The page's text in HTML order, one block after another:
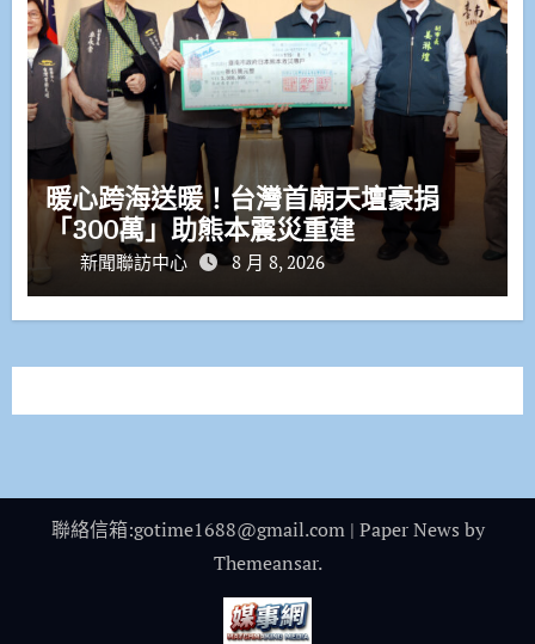
暖心跨海送暖！台灣首廟天壇豪捐
「300萬」助熊本震災重建
新聞聯訪中心 8 月 8, 2026
聯絡信箱:gotime1688@gmail.com | Paper News by
Themeansar.